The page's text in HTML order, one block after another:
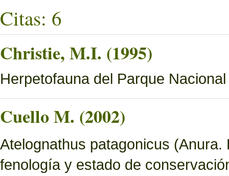
Citas: 6
Christie, M.I. (1995)
Herpetofauna del Parque
Cuello M. (2002)
Atelognathus patagonicus
fenología y estado de